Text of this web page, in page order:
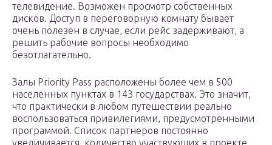
телевидение. Возможен просмотр собственных
дисков. Доступ в переговорную комнату бывает
очень полезен в случае, если рейс задерживают, а
решить рабочие вопросы необходимо
безотлагательно.
Залы Priority Pass расположены более чем в 500
населенных пунктах в 143 государствах. Это значит,
что практически в любом путешествии реально
воспользоваться привилегиями, предусмотренными
программой. Список партнеров постоянно
увеличивается, количество участвующих в проекте